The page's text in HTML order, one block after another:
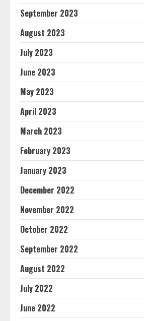
September 2023
August 2023
July 2023
June 2023
May 2023
April 2023
March 2023
February 2023
January 2023
December 2022
November 2022
October 2022
September 2022
August 2022
July 2022
June 2022